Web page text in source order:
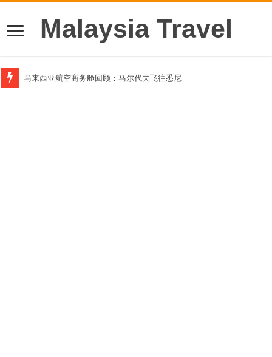
Malaysia Travel
马来西亚航空商务舱回顾：马尔代夫飞往悉尼